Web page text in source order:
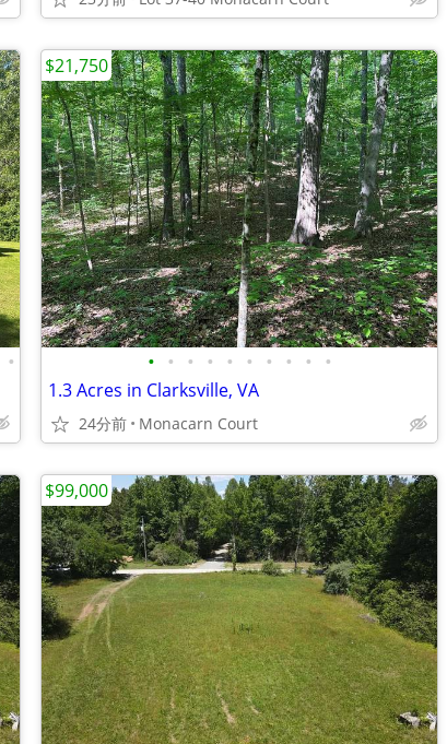
• • • • • • • • • • •
1.3 Acres in Clarksville, VA
24分前 Monacarn Court
$21,750
$99,000